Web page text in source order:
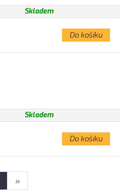
Skladem
Do košíku
Skladem
Do košíku
»